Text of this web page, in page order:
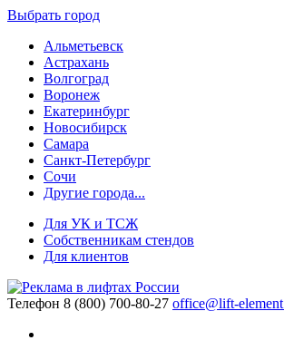
Выбрать город
Альметьевск
Астрахань
Волгоград
Воронеж
Екатеринбург
Новосибирск
Самара
Санкт-Петербург
Сочи
Другие города...
Для УК и ТСЖ
Собственникам стендов
Для клиентов
Телефон 8 (800) 700-80-27 office@lift-